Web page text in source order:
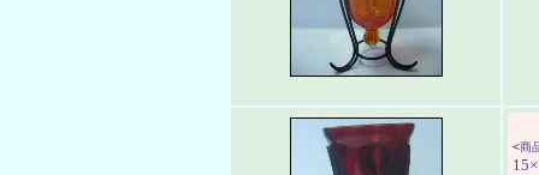
<商